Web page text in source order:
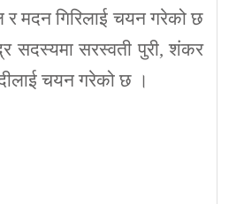
र मदन गिरिलाई चयन गरेको छ
सदस्यमा सरस्वती पुरी, शंकर
चयन गरेको छ ।